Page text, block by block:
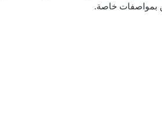
بمواصفات خاصة.